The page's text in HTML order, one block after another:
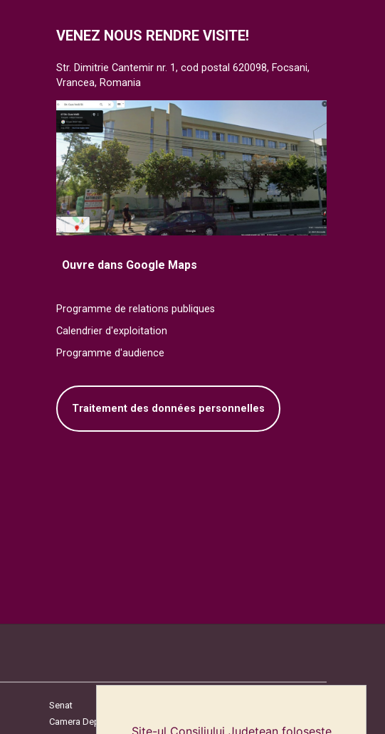
VENEZ NOUS RENDRE VISITE!
Str. Dimitrie Cantemir nr. 1, cod postal 620098, Focsani,
Vrancea, Romania
Ouvre dans Google Maps
Programme de relations publiques
Calendrier d'exploitation
Programme d'audience
Traitement des données personnelles
Senat
Camera Deputaților